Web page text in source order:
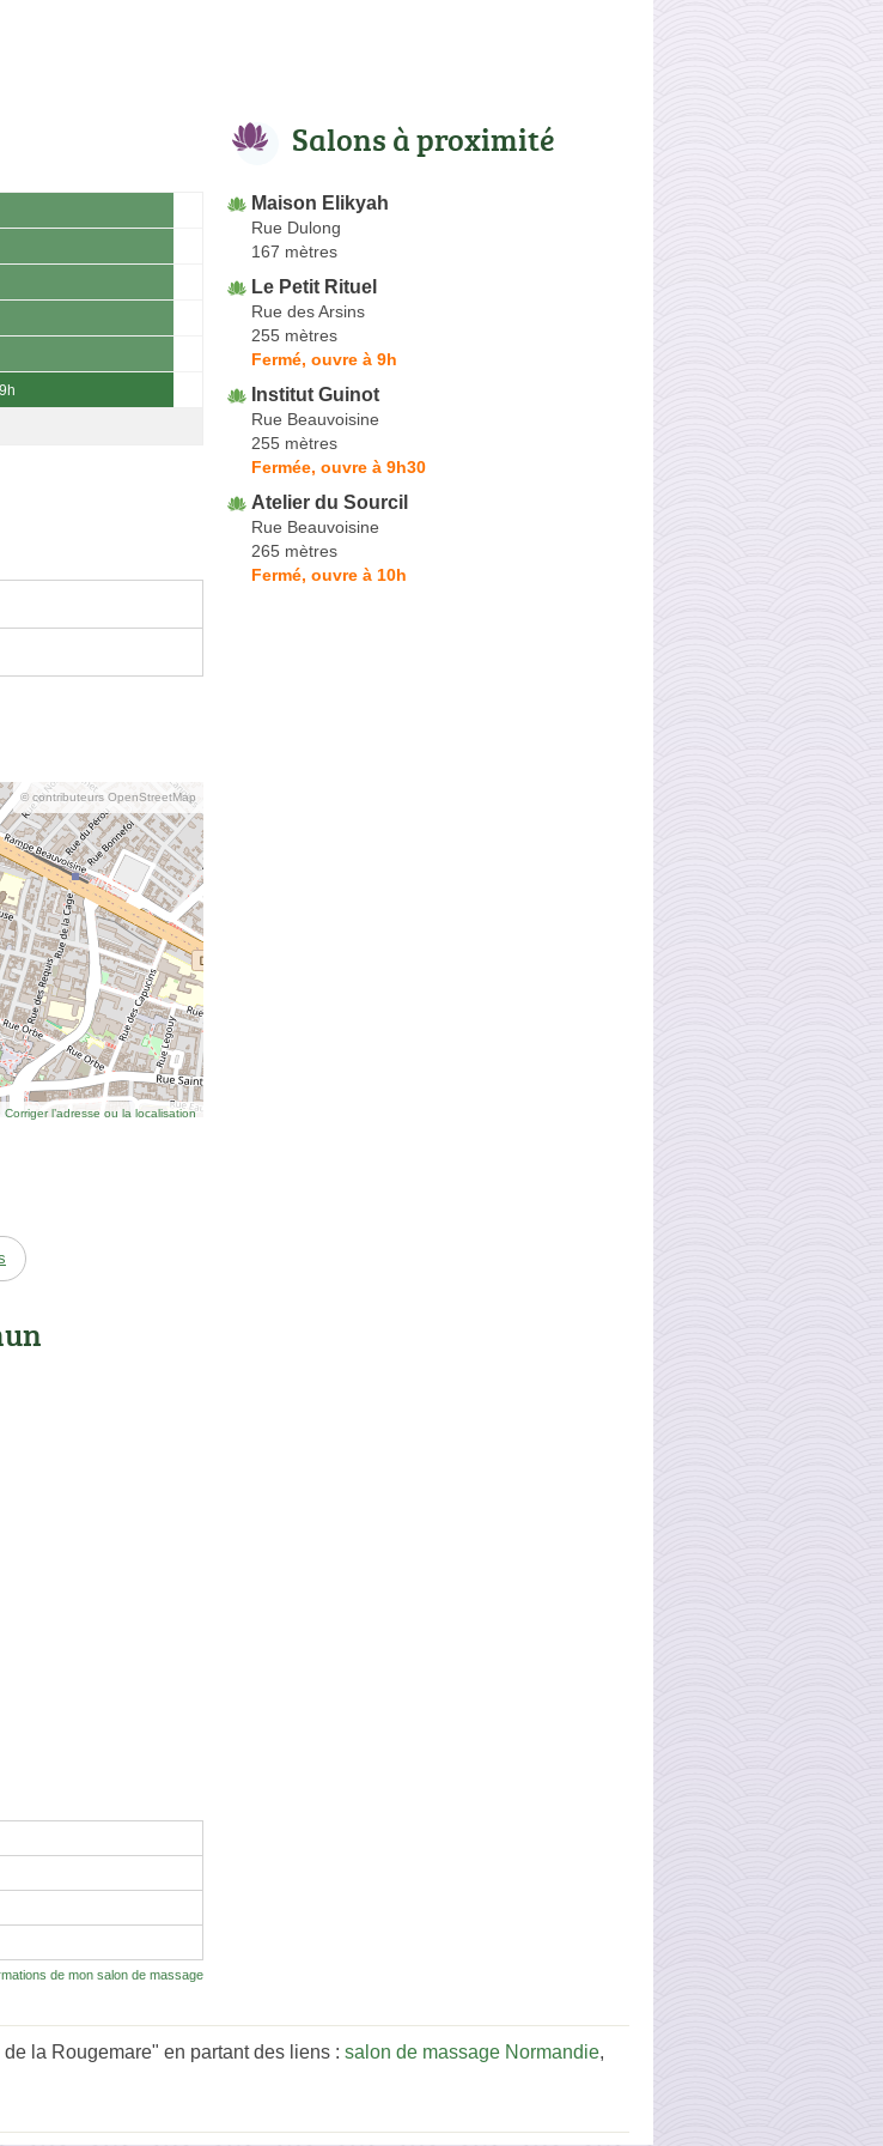
© contributeurs OpenStreetMap
Corriger l’adresse ou la localisation
de mon salon de massage
Salons à proximité
Maison Elikyah
Rue Dulong
167 mètres
Le Petit Rituel
Rue des Arsins
255 mètres
Fermé, ouvre à 9h
Institut Guinot
Rue Beauvoisine
255 mètres
Fermée, ouvre à 9h30
Atelier du Sourcil
Rue Beauvoisine
265 mètres
Fermé, ouvre à 10h
la Rougemare" en partant des liens : salon de massage Normandie,